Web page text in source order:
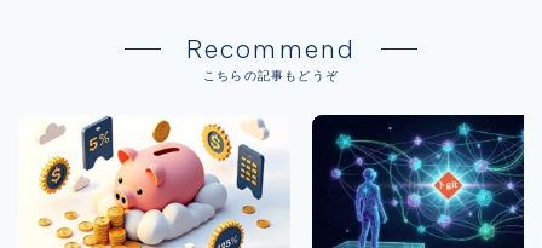
Recommend
こちらの記事もどうぞ